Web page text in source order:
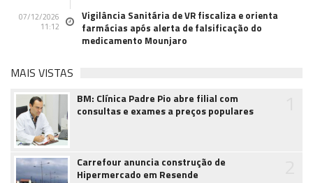
07/12/2026
11:12
Vigilância Sanitária de VR fiscaliza e orienta
farmácias após alerta de falsificação do
medicamento Mounjaro
MAIS VISTAS
BM: Clínica Padre Pio abre filial com
consultas e exames a preços populares
Carrefour anuncia construção de
Hipermercado em Resende